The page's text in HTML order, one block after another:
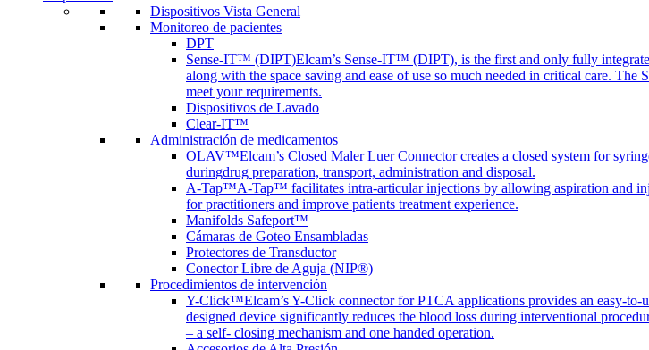
Dispositivos Vista General
Monitoreo de pacientes
DPT
Sense-IT™ (DIPT)Elcam’s Sense-IT™ (DIPT), is the first and only fully
along with the space saving and ease of use so much needed in critical care.
meet your requirements.
Dispositivos de Lavado
Clear-IT™
Administración de medicamentos
OLAV™Elcam’s Closed Maler Luer Connector creates a closed system for
duringdrug preparation, transport, administration and disposal.
A-Tap™A-Tap™ facilitates intra-articular injections by allowing aspiration and
for practitioners and improve patients treatment experience.
Manifolds Safeport™
Cámaras de Goteo Ensambladas
Protectores de Transductor
Conector Libre de Aguja (NIP®)
Procedimientos de intervención
Y-Click™Elcam’s Y-Click connector for PTCA applications provides an easy-
designed device significantly reduces the blood loss during interventional
– a self- closing mechanism and one handed operation.